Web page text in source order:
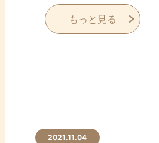
もっと見る
2021.11.04